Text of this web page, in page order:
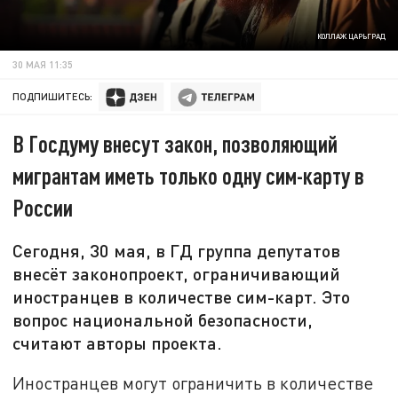
КОЛЛАЖ ЦАРЬГРАД
30 МАЯ 11:35
ПОДПИШИТЕСЬ:
В Госдуму внесут закон, позволяющий
мигрантам иметь только одну сим-карту в
России
Сегодня, 30 мая, в ГД группа депутатов
внесёт законопроект, ограничивающий
иностранцев в количестве сим-карт. Это
вопрос национальной безопасности,
считают авторы проекта.
Иностранцев могут ограничить в количестве